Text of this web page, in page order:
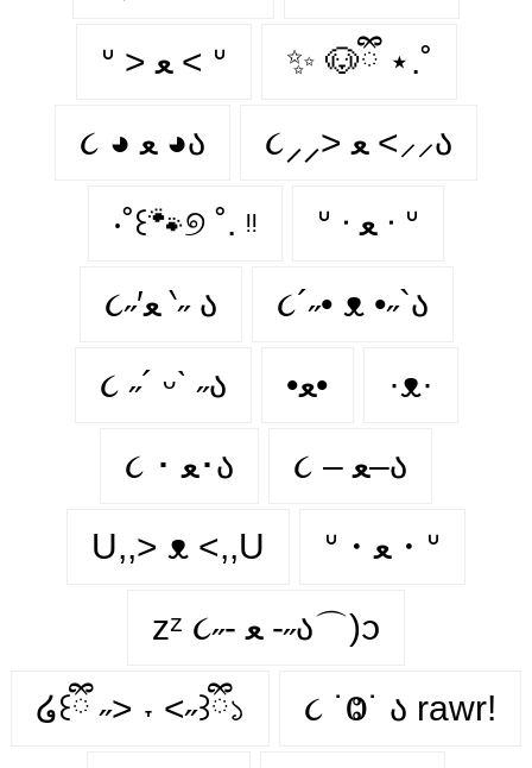
ᐡ > ﻌ < ᐡ ✨ 🐶ྀི ⋆.˚
૮ ◕ ﻌ ◕ა ૮⸝⸝> ﻌ <⸝⸝ა
‧˚꒰🐾୭ ˚. ᵎᵎ ᐡ ᐧ ﻌ ᐧ ᐡ
૮˶′ﻌ ‵˶ ა ૮´˶• ᴥ •˶`ა
૮ ˶´ ᵕˋ ˶ა •ﻌ• ·ᴥ·
૮ ･ ﻌ･ა ૮ – ﻌ–ა
U,,> ᴥ <,,U ᐡ・ﻌ・ᐡ
zᶻ ૮˶- ﻌ -˶ა⌒)ᦱ
໒꒰ྀི ˶> ˕ <˶꒱ྀི১ ૮ ˙Ⱉ˙ ა rawr!